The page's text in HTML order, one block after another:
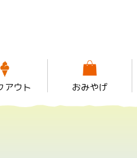
アウト おみやげ